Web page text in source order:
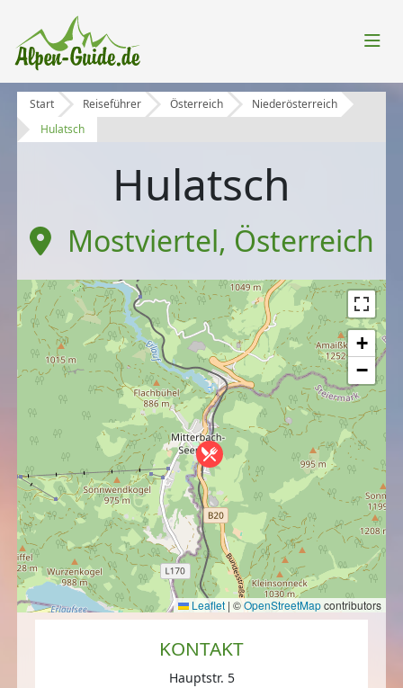
Start Reiseführer Österreich
Niederösterreich
Hulatsch
Hulatsch
Mostviertel, Österreich
+
−
Leaflet | ©OpenStreetMapcontributors
KONTAKT
Hauptstr. 5